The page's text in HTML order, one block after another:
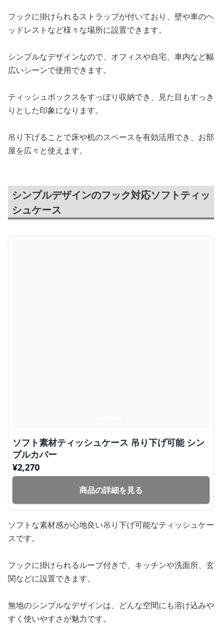
フックに掛けられるストラップが付いており、壁や車のヘ
ッドレストなど様々な場所に設置できます。
シンプルなデザインなので、オフィスや自宅、車内など幅
広いシーンで使用できます。
ティッシュボックスをすっぽり収納でき、見た目もすっき
りとした印象になります。
吊り下げることで床や机のスペースを有効活用でき、お部
屋を広々と使えます。
シンプルデザインのフック対応ソフトティッ
シュケース
ソフト素材ティッシュケース 吊り下げ可能 シン
プルカバー
¥2,270
商品の詳細を見る
ソフトな素材感が心地良い吊り下げ可能なティッシュケー
スです。
フックに掛けられるループ付きで、キッチンや洗面所、玄
関などに設置できます。
無地のシンプルなデザインは、どんな空間にも溶け込みや
すく使いやすさが魅力です。